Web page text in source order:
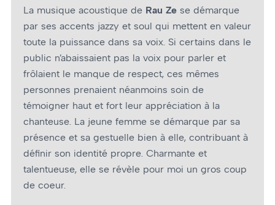
La musique acoustique de Rau Ze se démarque
par ses accents jazzy et soul qui mettent en valeur
toute la puissance dans sa voix. Si certains dans le
public n’abaissaient pas la voix pour parler et
frôlaient le manque de respect, ces mêmes
personnes prenaient néanmoins soin de
témoigner haut et fort leur appréciation à la
chanteuse. La jeune femme se démarque par sa
présence et sa gestuelle bien à elle, contribuant à
définir son identité propre. Charmante et
talentueuse, elle se révèle pour moi un gros coup
de cœur.